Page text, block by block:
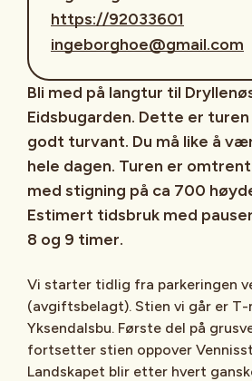
https://92033601
ingeborghoe@gmail.com
Bli med på langtur til
Eidsbugarden. Dette er
godt turvant. Du må like å
hele dagen. Turen er
med stigning på ca 700
Estimert tidsbruk med
8 og 9 timer.
Vi starter tidlig fra parkeringen
(avgiftsbelagt). Stien vi går er
Yksendalsbu. Første del på
fortsetter stien oppover
Landskapet blir etter hvert